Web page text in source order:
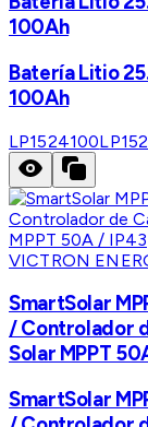
100Ah
Batería Litio
100Ah
LP1524100
VICTRON
SmartSolar
/ Controlador
Solar MPPT
SmartSolar